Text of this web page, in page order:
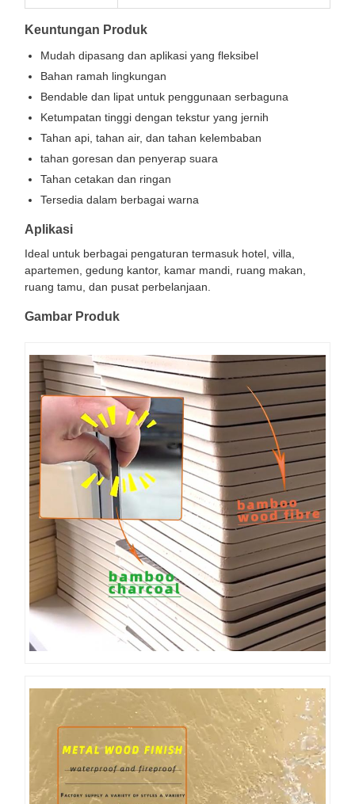
Keuntungan Produk
Mudah dipasang dan aplikasi yang fleksibel
Bahan ramah lingkungan
Bendable dan lipat untuk penggunaan serbaguna
Ketumpatan tinggi dengan tekstur yang jernih
Tahan api, tahan air, dan tahan kelembaban
tahan goresan dan penyerap suara
Tahan cetakan dan ringan
Tersedia dalam berbagai warna
Aplikasi
Ideal untuk berbagai pengaturan termasuk hotel, villa,
apartemen, gedung kantor, kamar mandi, ruang makan,
ruang tamu, dan pusat perbelanjaan.
Gambar Produk